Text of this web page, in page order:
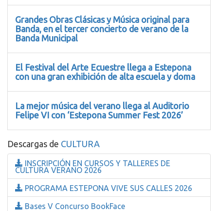
Grandes Obras Clásicas y Música original para
Banda, en el tercer concierto de verano de la
Banda Municipal
El Festival del Arte Ecuestre llega a Estepona
con una gran exhibición de alta escuela y doma
La mejor música del verano llega al Auditorio
Felipe VI con ‘Estepona Summer Fest 2026’
Descargas de CULTURA
INSCRIPCIÓN EN CURSOS Y TALLERES DE
CULTURA VERANO 2026
PROGRAMA ESTEPONA VIVE SUS CALLES 2026
Bases V Concurso BookFace